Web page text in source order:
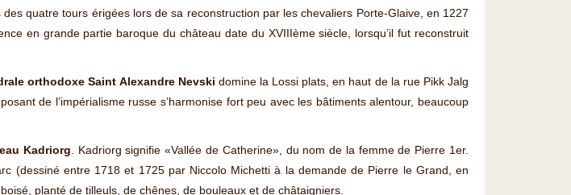
quatre tours érigées lors de sa reconstruction par les chevaliers Porte-Glaive, en 1227
en grande partie baroque du château date du XVIIIème siècle, lorsqu’il fut reconstruit
orthodoxe Saint Alexandre Nevski domine la Lossi plats, en haut de la rue Pikk Jalg
de l’impérialisme russe s’harmonise fort peu avec les bâtiments alentour, beaucoup
Kadriorg. Kadriorg signifie «Vallée de Catherine», du nom de la femme de Pierre 1er.
(dessiné entre 1718 et 1725 par Niccolo Michetti à la demande de Pierre le Grand, en
planté de tilleuls, de chênes, de bouleaux et de châtaigniers.